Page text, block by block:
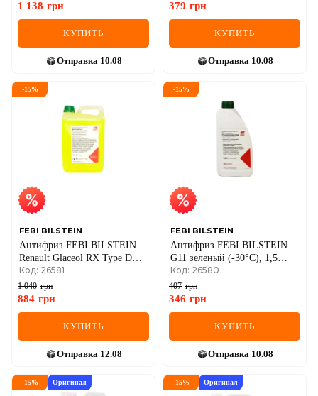
1 138 грн
КУПИТЬ
Отправка 10.08
379 грн
КУПИТЬ
Отправка 10.08
-15%
FEBI BILSTEIN
Антифриз FEBI BILSTEIN
Renault Glaceol RX Type D
(зеленый) (-30°C), 5 литров
Код: 26581
1 040 грн
884 грн
КУПИТЬ
Отправка 12.08
-15%
FEBI BILSTEIN
Антифриз FEBI BILSTEIN
G11 зеленый (-30°C), 1,5
литра
Код: 26580
407 грн
346 грн
КУПИТЬ
Отправка 10.08
-15% Оригинал -15% Оригинал